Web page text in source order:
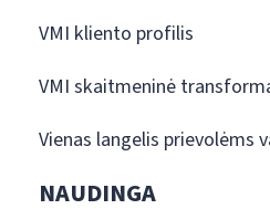
VMI kliento profilis
VMI skaitmeninė
Vienas langelis prievolėms
NAUDINGA